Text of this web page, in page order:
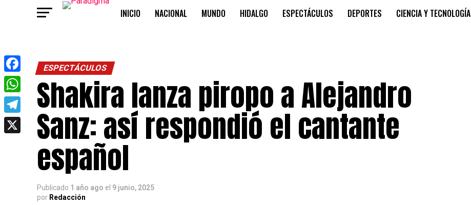
INICIO NACIONAL MUNDO HIDALGO ESPECTÁCULOS DEPORTES CIENCIA Y TECNOLOGÍA
ESPECTÁCULOS
Shakira lanza piropo a Alejandro
Sanz: así respondió el cantante
español
Publicado 1 año ago el 9 junio, 2025
por Redacción
Facebook
WhatsApp
Telegram